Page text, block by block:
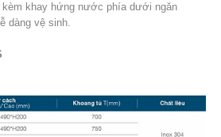
kèm khay hứng nước phía dưới ngăn
dàng vệ sinh.